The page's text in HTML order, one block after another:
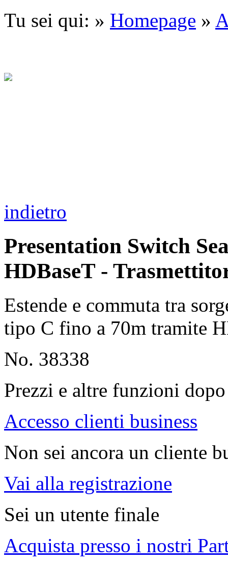
Tu sei qui: » Homepage »
indietro
Presentation Switch
HDBaseT -
Estende e commuta tra
tipo C fino a 70m tramite
No. 38338
Prezzi e altre funzioni
Accesso clienti business
Non sei ancora un cliente
Vai alla registrazione
Sei un utente finale
Acquista presso i nostri